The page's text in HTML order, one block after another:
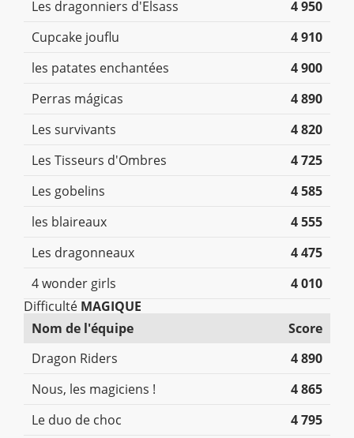
Les dragonniers d'Elsass
4 950
Cupcake jouflu
4 910
les patates enchantées
4 900
Perras mágicas
4 890
Les survivants
4 820
Les Tisseurs d'Ombres
4 725
Les gobelins
4 585
les blaireaux
4 555
Les dragonneaux
4 475
4 wonder girls
4 010
Difficulté MAGIQUE
Nom de l'équipe
Score
Dragon Riders
4 890
Nous, les magiciens !
4 865
Le duo de choc
4 795